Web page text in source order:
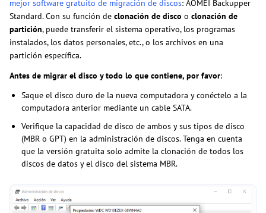
mejor software gratuito de migración de discos: AOMEI Backupper
Standard. Con su función de clonación de disco o clonación de
partición, puede transferir el sistema operativo, los programas
instalados, los datos personales, etc., o los archivos en una
partición específica.
Antes de migrar el disco y todo lo que contiene, por favor:
Saque el disco duro de la nueva computadora y conéctelo a la
computadora anterior mediante un cable SATA.
Verifique la capacidad de disco de ambos y sus tipos de disco
(MBR o GPT) en la administración de discos. Tenga en cuenta
que la versión gratuita solo admite la clonación de todos los
discos de datos y el disco del sistema MBR.